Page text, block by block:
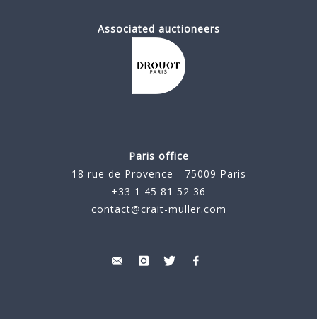
Associated auctioneers
Paris office
18 rue de Provence - 75009 Paris
+33 1 45 81 52 36
contact@crait-muller.com